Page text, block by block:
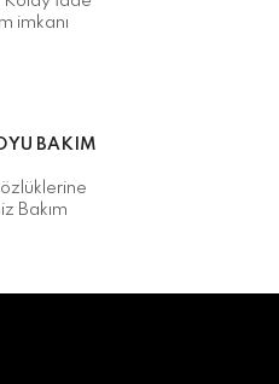
imkanı
BAKIM
Bakım